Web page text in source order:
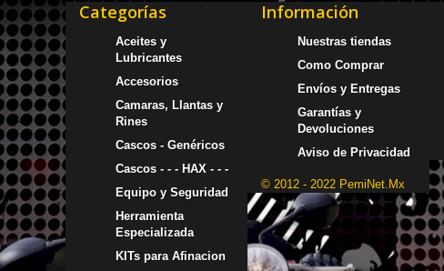
Categorías
Aceites y
Lubricantes
Accesorios
Camaras, Llantas y
Rines
Cascos - Genéricos
Cascos - - - HAX - - -
Equipo y Seguridad
Herramienta
Especializada
KITs para Afinacion
Información
Nuestras tiendas
Como Comprar
Envíos y Entregas
Garantías y
Devoluciones
Aviso de Privacidad
© 2012 - 2022 PemiNet.Mx